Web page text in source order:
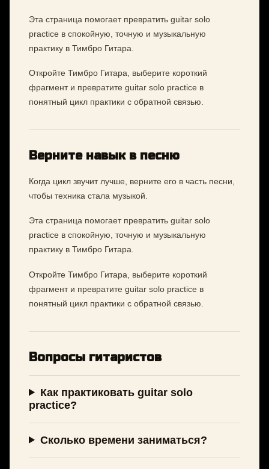
Эта страница помогает превратить guitar solo
practice в спокойную, точную и музыкальную
практику в Тимбро Гитара.
Откройте Тимбро Гитара, выберите короткий
фрагмент и превратите guitar solo practice в
понятный цикл практики с обратной связью.
Верните навык в песню
Когда цикл звучит лучше, верните его в часть песни,
чтобы техника стала музыкой.
Эта страница помогает превратить guitar solo
practice в спокойную, точную и музыкальную
практику в Тимбро Гитара.
Откройте Тимбро Гитара, выберите короткий
фрагмент и превратите guitar solo practice в
понятный цикл практики с обратной связью.
Вопросы гитаристов
Как практиковать guitar solo
practice?
Сколько времени заниматься?